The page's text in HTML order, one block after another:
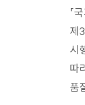
「
제
시
따
품